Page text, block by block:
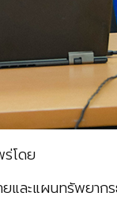
โดย
และแผนทรัพยาก